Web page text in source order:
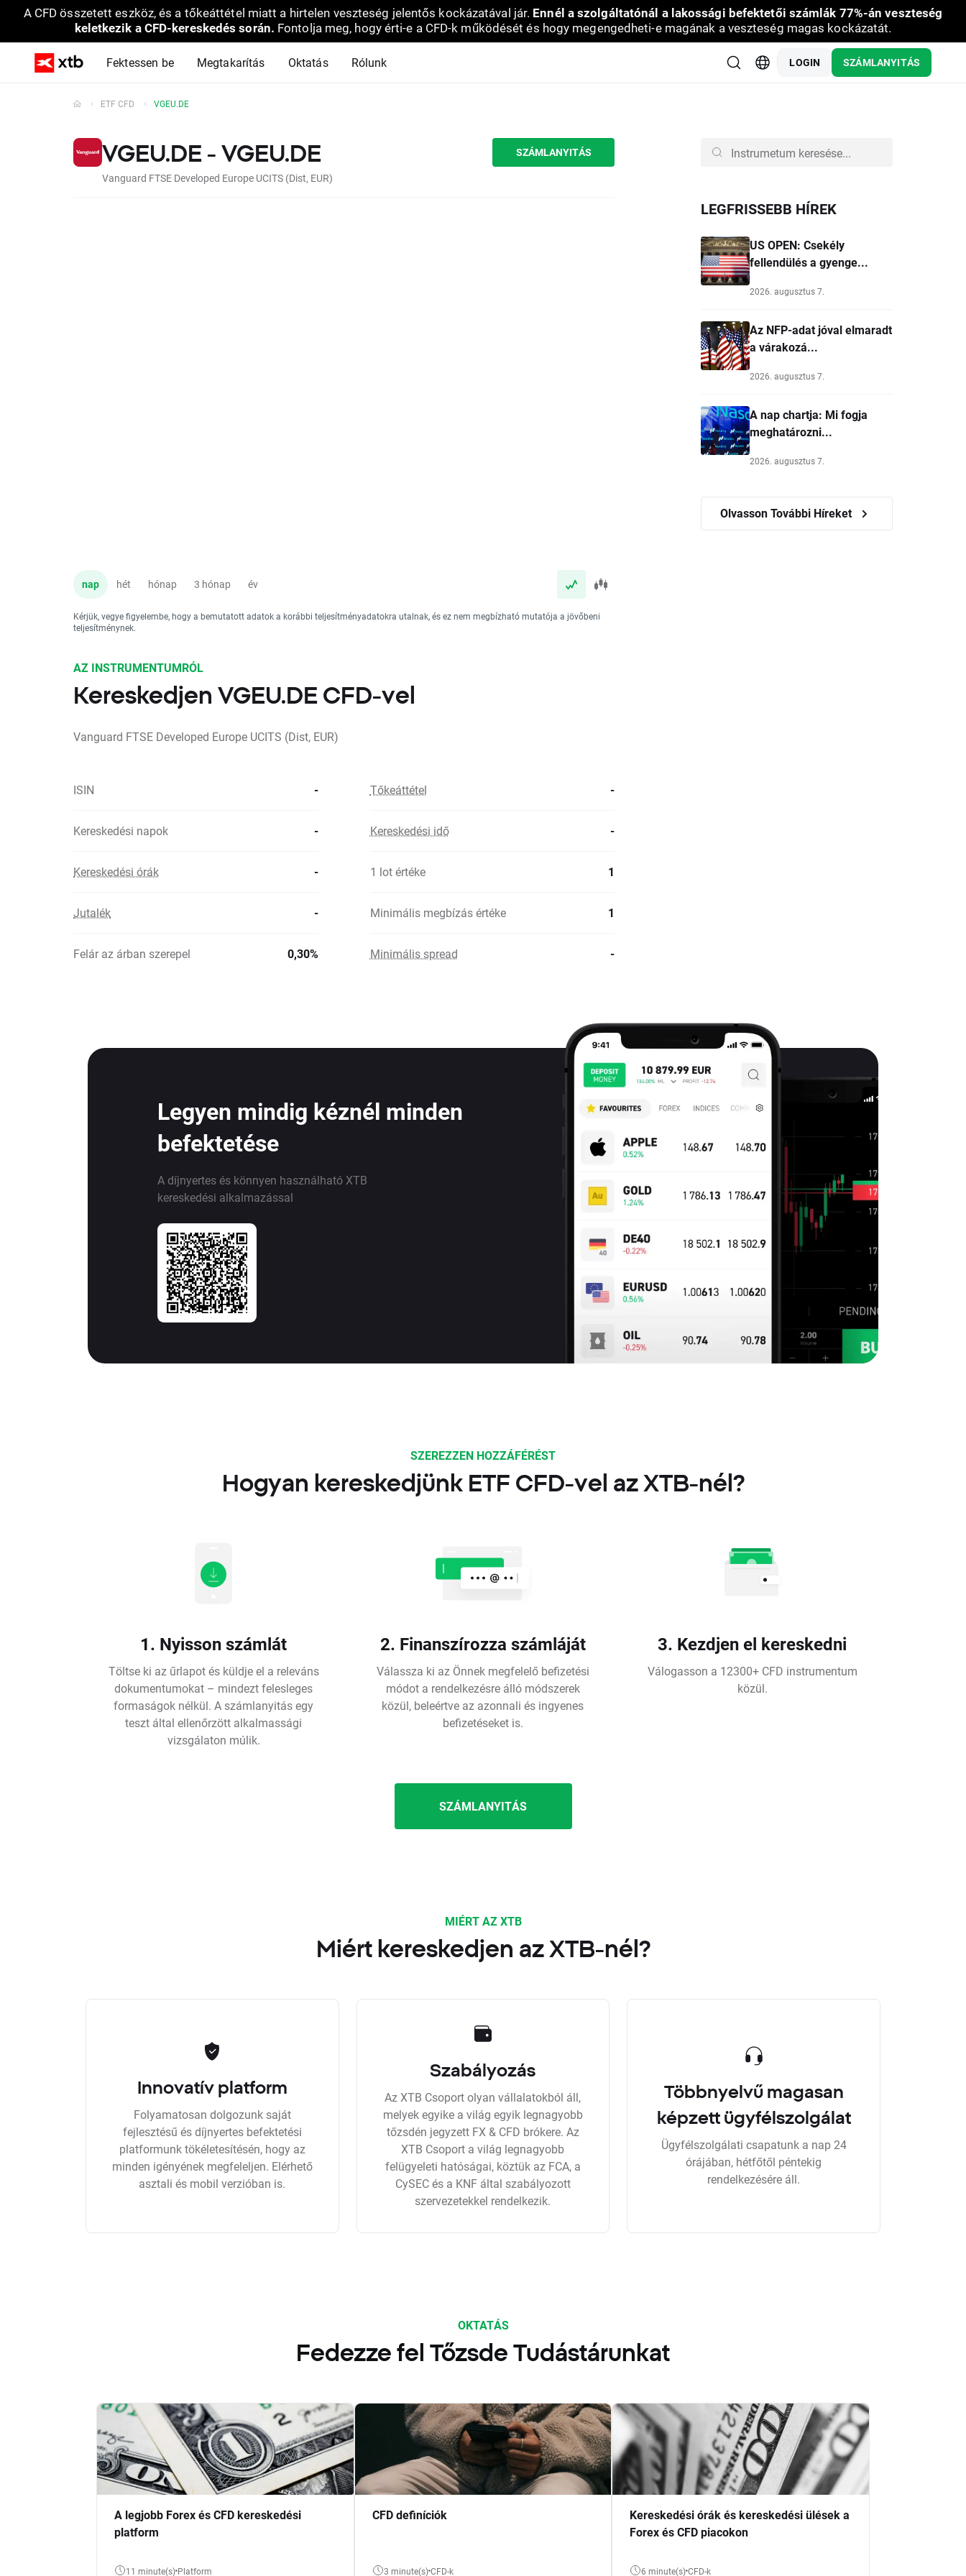
A CFD összetett eszköz, és a tőkeáttétel miatt a hirtelen veszteség jelentős kockázatával jár. Ennél a szolgáltatónál a lakossági befektetői számlák 77%-án veszteség
keletkezik a CFD-kereskedés során. Fontolja meg, hogy érti-e a CFD-k működését és hogy megengedheti-e magának a veszteség magas kockázatát.
Fektessen be Megtakarítás Oktatás Rólunk LOGIN SZÁMLANYITÁS
ETF CFD VGEU.DE
VGEU.DE - VGEU.DE
Vanguard FTSE Developed Europe UCITS (Dist, EUR)
SZÁMLANYITÁS
nap hét hónap 3 hónap év
Kérjük, vegye figyelembe, hogy a bemutatott adatok a korábbi teljesítményadatokra utalnak, és ez nem megbízható mutatója a jövőbeni
teljesítménynek.
LEGFRISSEBB HÍREK
US OPEN: Csekély
fellendülés a gyenge...
2026. augusztus 7.
Az NFP-adat jóval elmaradt
a várakozá...
2026. augusztus 7.
A nap chartja: Mi fogja
meghatározni...
2026. augusztus 7.
Olvasson További Híreket
AZ INSTRUMENTUMRÓL
Kereskedjen VGEU.DE CFD-vel
Vanguard FTSE Developed Europe UCITS (Dist, EUR)
ISIN - Tőkeáttétel -
Kereskedési napok - Kereskedési idő -
Kereskedési órák - 1 lot értéke 1
Jutalék - Minimális megbízás értéke 1
Felár az árban szerepel 0,30% Minimális spread -
Legyen mindig kéznél minden
befektetése
A díjnyertes és könnyen használható XTB
kereskedési alkalmazással
SZEREZZEN HOZZÁFÉRÉST
Hogyan kereskedjünk ETF CFD-vel az XTB-nél?
1. Nyisson számlát
Töltse ki az űrlapot és küldje el a releváns
dokumentumokat – mindezt felesleges
formaságok nélkül. A számlanyitás egy
teszt által ellenőrzött alkalmassági
vizsgálaton múlik.
2. Finanszírozza számláját
Válassza ki az Önnek megfelelő befizetési
módot a rendelkezésre álló módszerek
közül, beleértve az azonnali és ingyenes
befizetéseket is.
3. Kezdjen el kereskedni
Válogasson a 12300+ CFD instrumentum
közül.
SZÁMLANYITÁS
MIÉRT AZ XTB
Miért kereskedjen az XTB-nél?
Innovatív platform
Folyamatosan dolgozunk saját
fejlesztésű és díjnyertes befektetési
platformunk tökéletesítésén, hogy az
minden igényének megfeleljen. Elérhető
asztali és mobil verzióban is.
Szabályozás
Az XTB Csoport olyan vállalatokból áll,
melyek egyike a világ egyik legnagyobb
tőzsdén jegyzett FX & CFD brókere. Az
XTB Csoport a világ legnagyobb
felügyeleti hatóságai, köztük az FCA, a
CySEC és a KNF által szabályozott
szervezetekkel rendelkezik.
Többnyelvű magasan
képzett ügyfélszolgálat
Ügyfélszolgálati csapatunk a nap 24
órájában, hétfőtől péntekig
rendelkezésére áll.
OKTATÁS
Fedezze fel Tőzsde Tudástárunkat
A legjobb Forex és CFD kereskedési
platform
11 minute(s) Platform
CFD definíciók
3 minute(s) CFD-k
Kereskedési órák és kereskedési ülések a
Forex és CFD piacokon
6 minute(s) CFD-k